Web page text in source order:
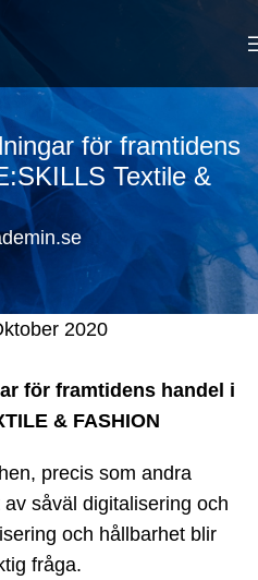
för framtidens
Textile &
2020
för framtidens handel i
& FASHION
precis som andra
såväl digitalisering och
och hållbarhet blir
fråga.